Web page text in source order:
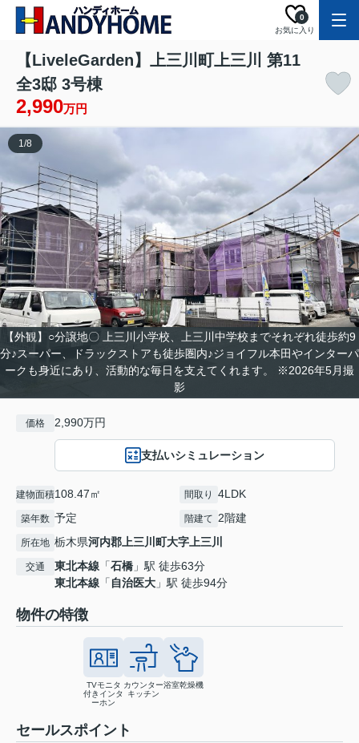
お気に入り
0
【LiveleGarden】上三川町上三川 第11
全3邸 3号棟
2,990万円
【外観】○分譲地〇 上三川小学校、上三川中学校までそれぞれ徒歩約9
分♪スーパー、ドラックストアも徒歩圏内♪ジョイフル本田やインターパ
ークも身近にあり、活動的な毎日を支えてくれます。 ※2026年5月撮
影
1/8
価格 2,990万円
支払いシミュレーション
建物面積108.47㎡ 間取り 4LDK
築年数 予定 階建て 2階建
所在地 栃木県河内郡上三川町大字上三川
交通 東北本線 「石橋 」駅 徒歩63分
東北本線 「 自治医大 」駅 徒歩94分
物件の特徴
TVモニタ
付きインタ
ーホン
カウンター
キッチン
浴室乾燥機
セールスポイント